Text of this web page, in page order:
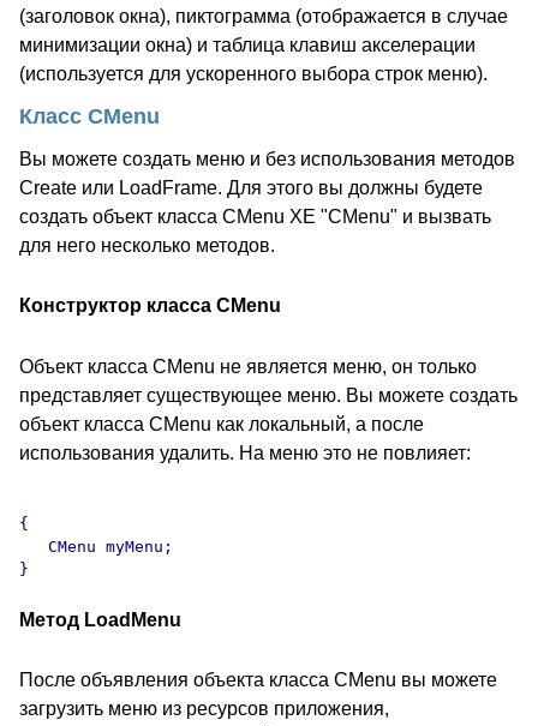
(заголовок окна), пиктограмма (отображается в случае
минимизации окна) и таблица клавиш акселерации
(используется для ускоренного выбора строк меню).
Класс CMenu
Вы можете создать меню и без использования методов
Create или LoadFrame. Для этого вы должны будете
создать объект класса CMenu XE "CMenu" и вызвать
для него несколько методов.
Конструктор класса CMenu
Объект класса CMenu не является меню, он только
представляет существующее меню. Вы можете создать
объект класса CMenu как локальный, а после
использования удалить. На меню это не повлияет:
{
   CMenu myMenu;
Метод LoadMenu
После объявления объекта класса CMenu вы можете
загрузить меню из ресурсов приложения,